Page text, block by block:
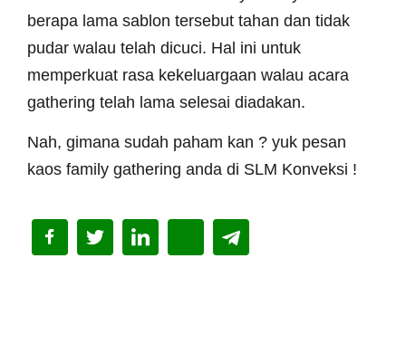
berapa lama sablon tersebut tahan dan tidak
pudar walau telah dicuci. Hal ini untuk
memperkuat rasa kekeluargaan walau acara
gathering telah lama selesai diadakan.
Nah, gimana sudah paham kan ? yuk pesan
kaos family gathering anda di SLM Konveksi !